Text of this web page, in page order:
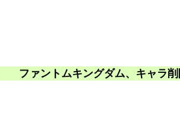
ファントムキングダム、キャラ削